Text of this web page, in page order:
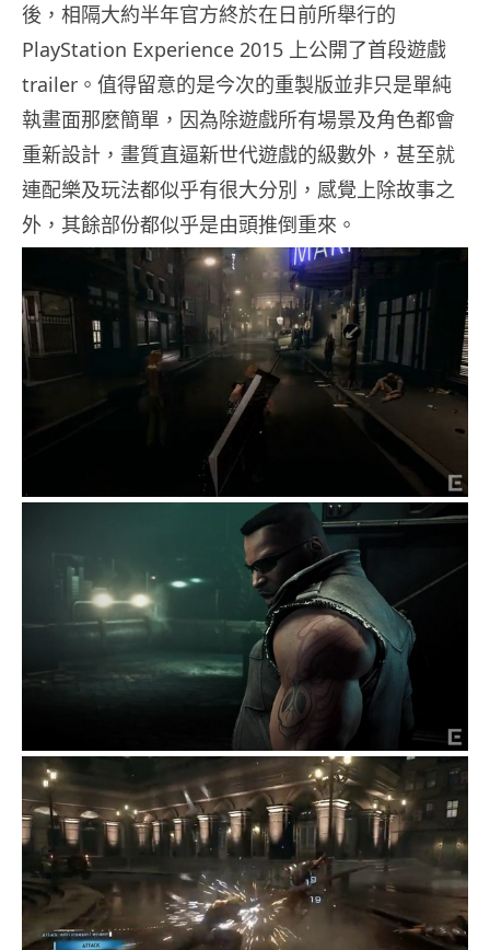
後，相隔大約半年官方終於在日前所舉行的
PlayStation Experience 2015 上公開了首段遊戲
trailer。值得留意的是今次的重製版並非只是單純
執畫面那麼簡單，因為除遊戲所有場景及角色都會
重新設計，畫質直逼新世代遊戲的級數外，甚至就
連配樂及玩法都似乎有很大分別，感覺上除故事之
外，其餘部份都似乎是由頭推倒重來。